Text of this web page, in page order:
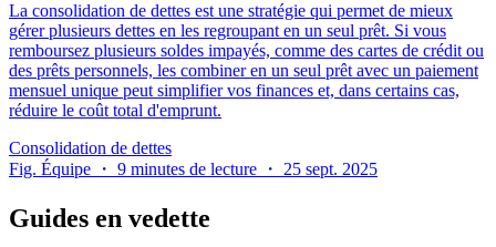
La consolidation de dettes est une stratégie qui permet de mieux
gérer plusieurs dettes en les regroupant en un seul prêt. Si vous
remboursez plusieurs soldes impayés, comme des cartes de crédit ou
des prêts personnels, les combiner en un seul prêt avec un paiement
mensuel unique peut simplifier vos finances et, dans certains cas,
réduire le coût total d'emprunt.
Consolidation de dettes
Fig. Équipe ・ 9 minutes de lecture ・ 25 sept. 2025
Guides en vedette